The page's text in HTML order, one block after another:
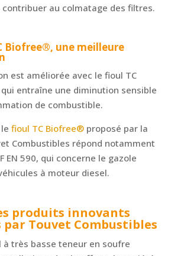
contribuer au colmatage des filtres.
Biofree®, une meilleure
est améliorée avec le fioul TC
entraîne une diminution sensible
de combustible.
fioul TC Biofree®proposé par la
Combustibles répond notamment
EN 590, qui concerne le gazole
à moteur diesel.
produits innovants
par Touvet Combustibles
à très basse teneur en soufre